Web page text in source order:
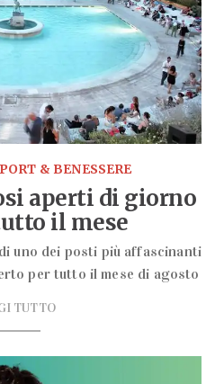
& BENESSERE
aperti di giorno
il mese
uno dei posti più affascinanti
per tutto il mese di agosto
TUTTO